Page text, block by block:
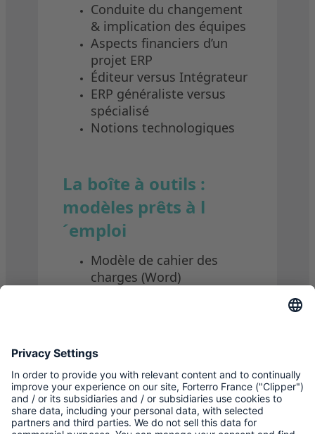
Conduite du changement
& implication des équipes
Aspects financiers d’un
projet ERP
Éditeur versus Intégrateur
ERP généraliste versus
spécialisé
Notions technologiques
La boîte à outils :
modèles prêts à l
´emploi
Modèle de cahier des
charges (Word)